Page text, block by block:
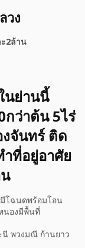
วง
2ล้าน
นย่านนี้
กว่าต้น 5ไร่
จันทร์ ติด
ำที่อยู่อาศัย
โฉนดพร้อมโอน
นองมีพื้นที่
นี พวงมณี ก้านยาว